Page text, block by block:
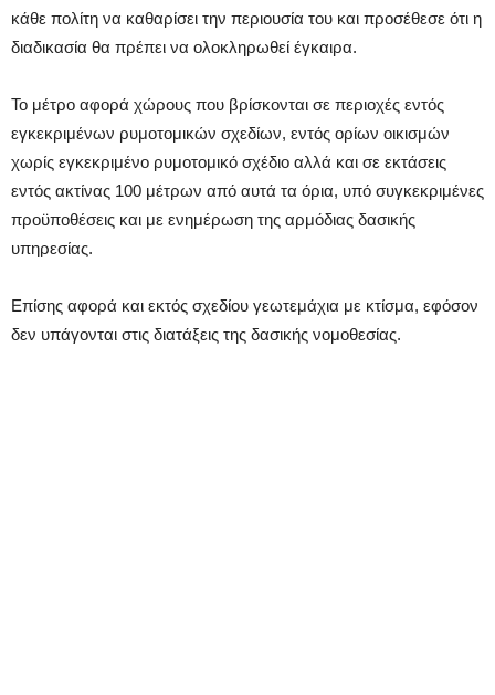
κάθε πολίτη να καθαρίσει την περιουσία του και προσέθεσε ότι η
διαδικασία θα πρέπει να ολοκληρωθεί έγκαιρα.
Το μέτρο αφορά χώρους που βρίσκονται σε περιοχές εντός
εγκεκριμένων ρυμοτομικών σχεδίων, εντός ορίων οικισμών
χωρίς εγκεκριμένο ρυμοτομικό σχέδιο αλλά και σε εκτάσεις
εντός ακτίνας 100 μέτρων από αυτά τα όρια, υπό συγκεκριμένες
προϋποθέσεις και με ενημέρωση της αρμόδιας δασικής
υπηρεσίας.
Επίσης αφορά και εκτός σχεδίου γεωτεμάχια με κτίσμα, εφόσον
δεν υπάγονται στις διατάξεις της δασικής νομοθεσίας.